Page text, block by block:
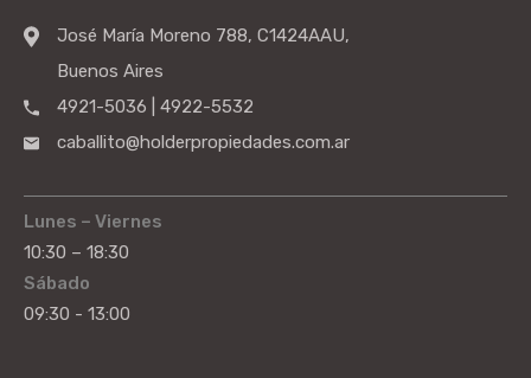
José María Moreno 788, C1424AAU,
Buenos Aires
4921-5036 | 4922-5532
caballito@holderpropiedades.com.ar
Lunes – Viernes
10:30 – 18:30
Sábado
09:30 - 13:00